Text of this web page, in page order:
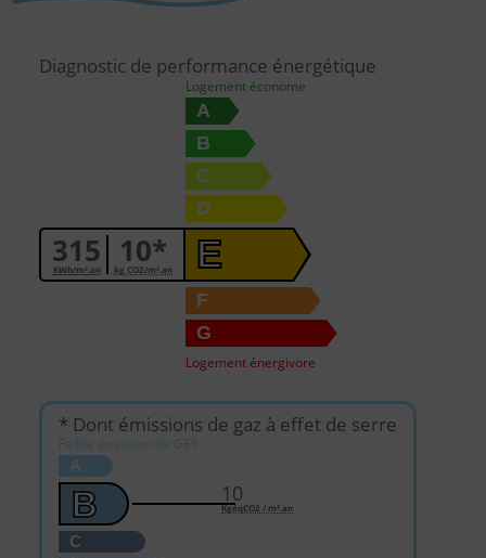
Diagnostic de performance énergétique
315
KWh/m².an 10*
kg CO2/m².an
Logement économe
A
B
C
D
E
F
G
Logement énergivore
* Dont émissions de gaz à effet de serre
Faible émission de GES
A
B
C
10
KgéqCO2 / m².an